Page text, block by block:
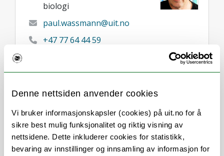
Denne nettsiden anvender cookies
Vi bruker informasjonskapsler (cookies) på uit.no for å
sikre best mulig funksjonalitet og riktig visning av
nettsidene. Dette inkluderer cookies for statistikk,
bevaring av innstillinger og innsamling av informasjon for
biologi
paul.wassmann@uit.no
+47 77 64 44 59
Tromsø
Om
Forskning og undervisning